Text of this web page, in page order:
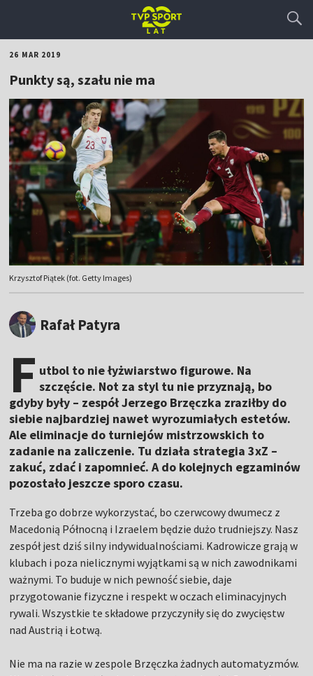
26 MAR 2019
Punkty są, szału nie ma
Krzysztof Piątek (fot. Getty Images)
Rafał Patyra
F utbol to nie łyżwiarstwo figurowe. Na
szczęście. Not za styl tu nie przyznają, bo
gdyby były – zespół Jerzego Brzęczka zraziłby do
siebie najbardziej nawet wyrozumiałych estetów.
Ale eliminacje do turniejów mistrzowskich to
zadanie na zaliczenie. Tu działa strategia 3xZ –
zakuć, zdać i zapomnieć. A do kolejnych egzaminów
pozostało jeszcze sporo czasu.
Trzeba go dobrze wykorzystać, bo czerwcowy dwumecz z
Macedonią Północną i Izraelem będzie dużo trudniejszy. Nasz
zespół jest dziś silny indywidualnościami. Kadrowicze grają w
klubach i poza nielicznymi wyjątkami są w nich zawodnikami
ważnymi. To buduje w nich pewność siebie, daje
przygotowanie fizyczne i respekt w oczach eliminacyjnych
rywali. Wszystkie te składowe przyczyniły się do zwycięstw
nad Austrią i Łotwą.
Nie ma na razie w zespole Brzęczka żadnych automatyzmów.